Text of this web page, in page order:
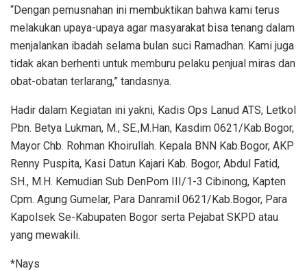
“Dengan pemusnahan ini membuktikan bahwa kami terus
melakukan upaya-upaya agar masyarakat bisa tenang dalam
menjalankan ibadah selama bulan suci Ramadhan. Kami juga
tidak akan berhenti untuk memburu pelaku penjual miras dan
obat-obatan terlarang,” tandasnya.
Hadir dalam Kegiatan ini yakni, Kadis Ops Lanud ATS, Letkol
Pbn. Betya Lukman, M., SE.,M.Han, Kasdim 0621/Kab.Bogor,
Mayor Chb. Rohman Khoirullah. Kepala BNN Kab.Bogor, AKP
Renny Puspita, Kasi Datun Kajari Kab. Bogor, Abdul Fatid,
SH., M.H. Kemudian Sub DenPom III/1-3 Cibinong, Kapten
Cpm. Agung Gumelar, Para Danramil 0621/Kab.Bogor, Para
Kapolsek Se-Kabupaten Bogor serta Pejabat SKPD atau
yang mewakili.
*Nays